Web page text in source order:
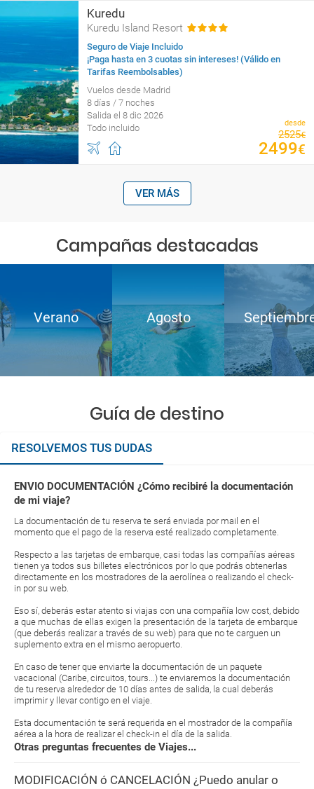
Kuredu
Kuredu Island Resort
Seguro de Viaje Incluido
¡Paga hasta en 3 cuotas sin intereses! (Válido en
Tarifas Reembolsables)
Vuelos desde Madrid
8 días / 7 noches
Salida el 8 dic 2026
Todo incluido
desde
2525€
2499€
VER MÁS
Campañas destacadas
Verano Agosto
Guía de destino
RESOLVEMOS TUS DUDAS
ENVIO DOCUMENTACIÓN ¿Cómo recibiré la documentación
de mi viaje?
La documentación de tu reserva te será enviada por mail en el
momento que el pago de la reserva esté realizado completamente.
Respecto a las tarjetas de embarque, casi todas las compañías aéreas
tienen ya todos sus billetes electrónicos por lo que podrás obtenerlas
directamente en los mostradores de la aerolínea o realizando el check-
in por su web.
Eso sí, deberás estar atento si viajas con una compañía low cost, debido
a que muchas de ellas exigen la presentación de la tarjeta de embarque
(que deberás realizar a través de su web) para que no te carguen un
suplemento extra en el mismo aeropuerto.
En caso de tener que enviarte la documentación de un paquete
vacacional (Caribe, circuitos, tours...) te enviaremos la documentación
de tu reserva alrededor de 10 días antes de salida, la cual deberás
imprimir y llevar contigo en el viaje.
Esta documentación te será requerida en el mostrador de la compañía
aérea a la hora de realizar el check-in el día de la salida.
Otras preguntas frecuentes de Viajes...
MODIFICACIÓN ó CANCELACIÓN ¿Puedo anular o